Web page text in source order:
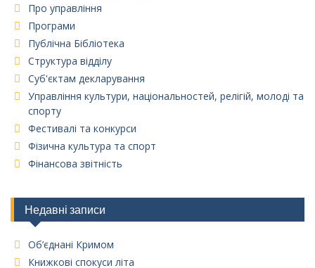
Про управління
Програми
Публічна Бібліотека
Структура відділу
Суб'єктам декларування
Управління культури, національностей, релігій, молоді та
спорту
Фестивалі та конкурси
Фізична культура та спорт
Фінансова звітність
Недавні записи
Об’єднані Кримом
Книжкові спокуси літа